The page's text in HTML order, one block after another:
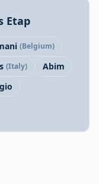
Etap
(Belgium)
(Italy)
Abim